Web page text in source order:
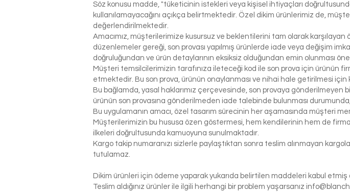
Söz konusu madde, "tüketicinin istekleri veya kişisel ihtiyaçları
kullanılamayacağını açıkça belirtmektedir. Özel dikim ürünlerimiz de,
değerlendirilmektedir.
Amacımız, müşterilerimize kusursuz ve beklentilerini tam olarak karşılayan
düzenlemeler gereği, son provası yapılmış ürünlerde iade veya değişim
doğruluğundan ve ürün detaylarının eksiksiz olduğundan emin olunması
Müşteri temsilcilerimizin tarafınıza ileteceği kod ile son prova için ürünün
etmektedir. Bu son prova, ürünün onaylanması ve nihai hale getirilmesi için
Bu bağlamda, yasal haklarımız çerçevesinde, son provaya
ürünün son provasına gönderilmeden iade talebinde bulunması
Bu uygulamanın amacı, özel tasarım sürecinin her aşamasında müşteri
Müşterilerimizin bu hususa özen göstermesi, hem kendilerinin hem de
ilkeleri doğrultusunda kamuoyuna sunulmaktadır.
Kargo takip numaranızı sizlerle paylaştıktan sonra teslim alınmayan
tutulamaz.
Dikim ürünleri için ödeme yaparak yukarıda belirtilen maddeleri kabul etmiş
Teslim aldığınız ürünler ile ilgili herhangi bir problem yaşarsanız